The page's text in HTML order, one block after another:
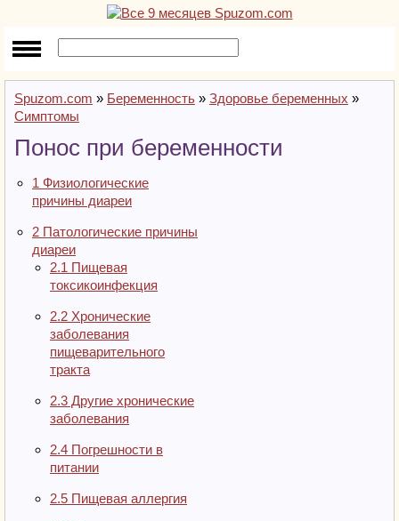
Spuzom.com » Беременность » Здоровье беременных »
Симптомы
Понос при беременности
1 Физиологические
причины диареи
2 Патологические причины
диареи
2.1 Пищевая
токсикоинфекция
2.2 Хронические
заболевания
пищеварительного
тракта
2.3 Другие хронические
заболевания
2.4 Погрешности в
питании
2.5 Пищевая аллергия